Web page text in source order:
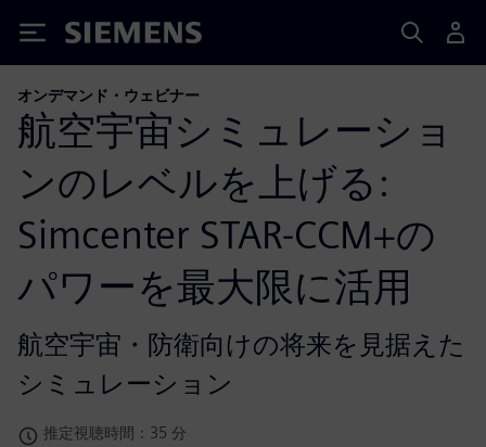
Siemens
オンデマンド・ウェビナー
航空宇宙シミュレーショ
ンのレベルを上げる:
Simcenter STAR-CCM+の
パワーを最大限に活用
航空宇宙・防衛向けの将来を見据えた
シミュレーション
推定視聴時間：35 分